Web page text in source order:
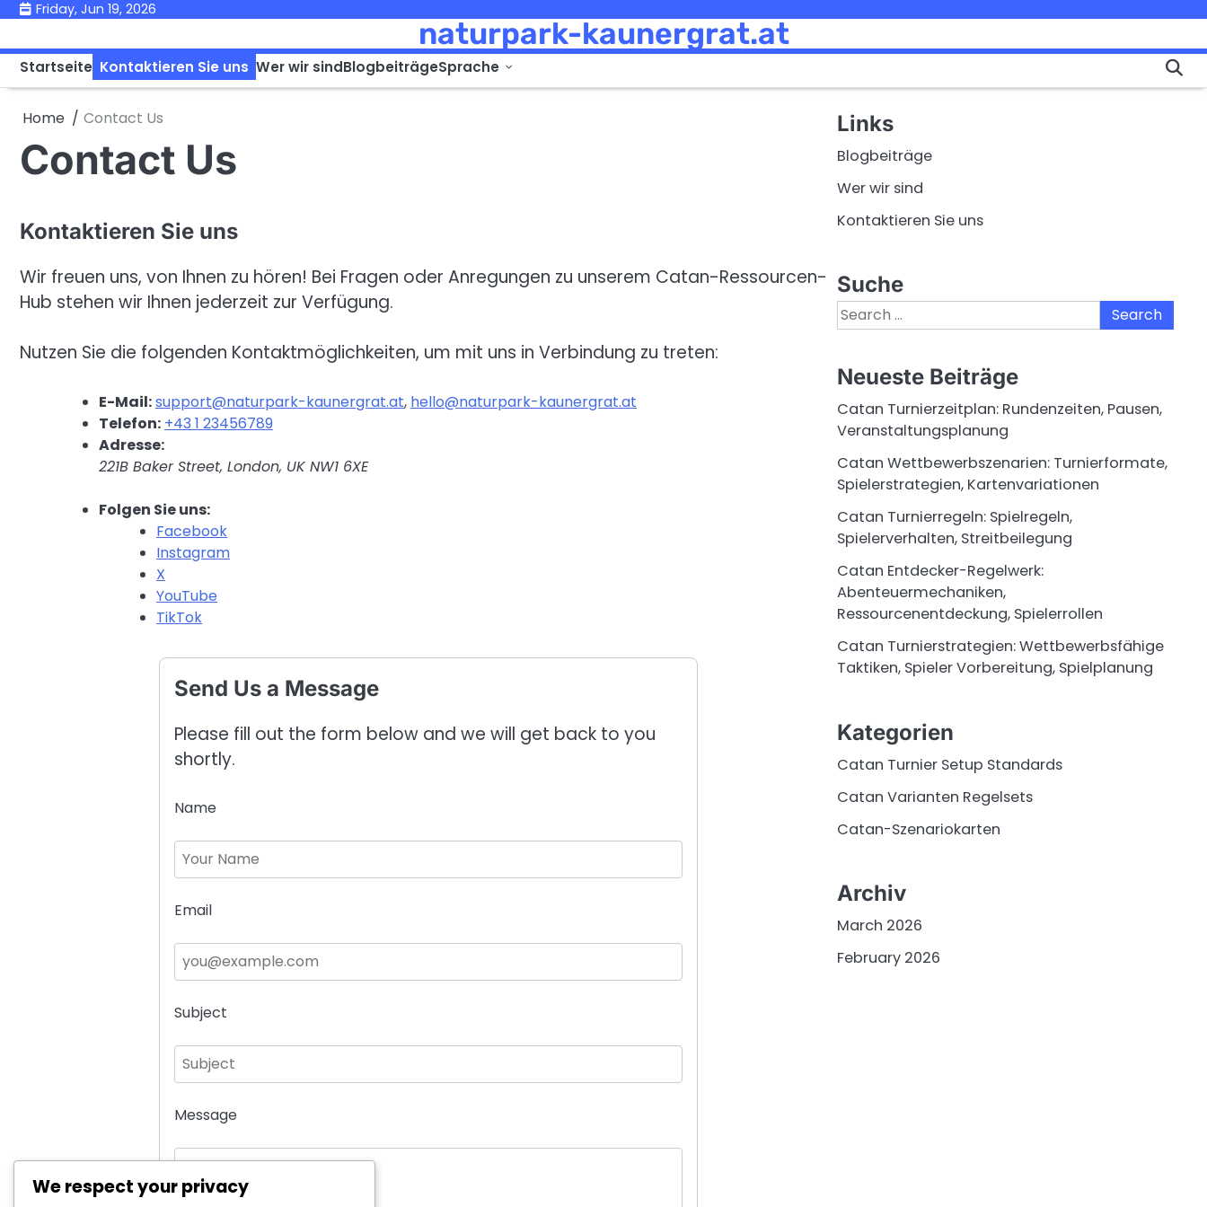
Skip
content
Friday, Jun 19, 2026
naturpark-kaunergrat.at
Startseite Kontaktieren Sie uns Wer wir sindBlogbeiträgeSprache
Home Contact Us
Contact Us
Kontaktieren Sie uns
Wir freuen uns, von Ihnen zu hören! Bei Fragen oder Anregungen zu unserem Catan-Ressourcen-
Hub stehen wir Ihnen jederzeit zur Verfügung.
Nutzen Sie die folgenden Kontaktmöglichkeiten, um mit uns in Verbindung zu treten:
E-Mail:support@naturpark-kaunergrat.at, hello@naturpark-kaunergrat.at
Telefon: +43 1 23456789
Adresse:
221B Baker Street, London, UK NW1 6XE
Folgen Sie uns:
Facebook
Instagram
X
YouTube
TikTok
Send Us a Message
Please fill out the form below and we will get back to you
shortly.
Name
Email
Subject
Message
Links
Blogbeiträge
Wer wir sind
Kontaktieren Sie uns
Suche
Search
for:
Neueste Beiträge
Catan Turnierzeitplan: Rundenzeiten, Pausen,
Veranstaltungsplanung
Catan Wettbewerbszenarien: Turnierformate,
Spielerstrategien, Kartenvariationen
Catan Turnierregeln: Spielregeln,
Spielerverhalten, Streitbeilegung
Catan Entdecker-Regelwerk:
Abenteuermechaniken,
Ressourcenentdeckung, Spielerrollen
Catan Turnierstrategien: Wettbewerbsfähige
Taktiken, Spieler Vorbereitung, Spielplanung
Kategorien
Catan Turnier Setup Standards
Catan Varianten Regelsets
Catan-Szenariokarten
Archiv
March 2026
February 2026
We respect your privacy